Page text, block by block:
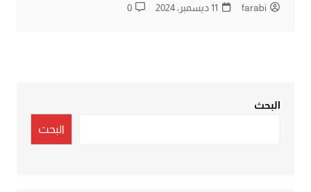
farabi 11 ديسمبر، 2024 0
البحث
البحث